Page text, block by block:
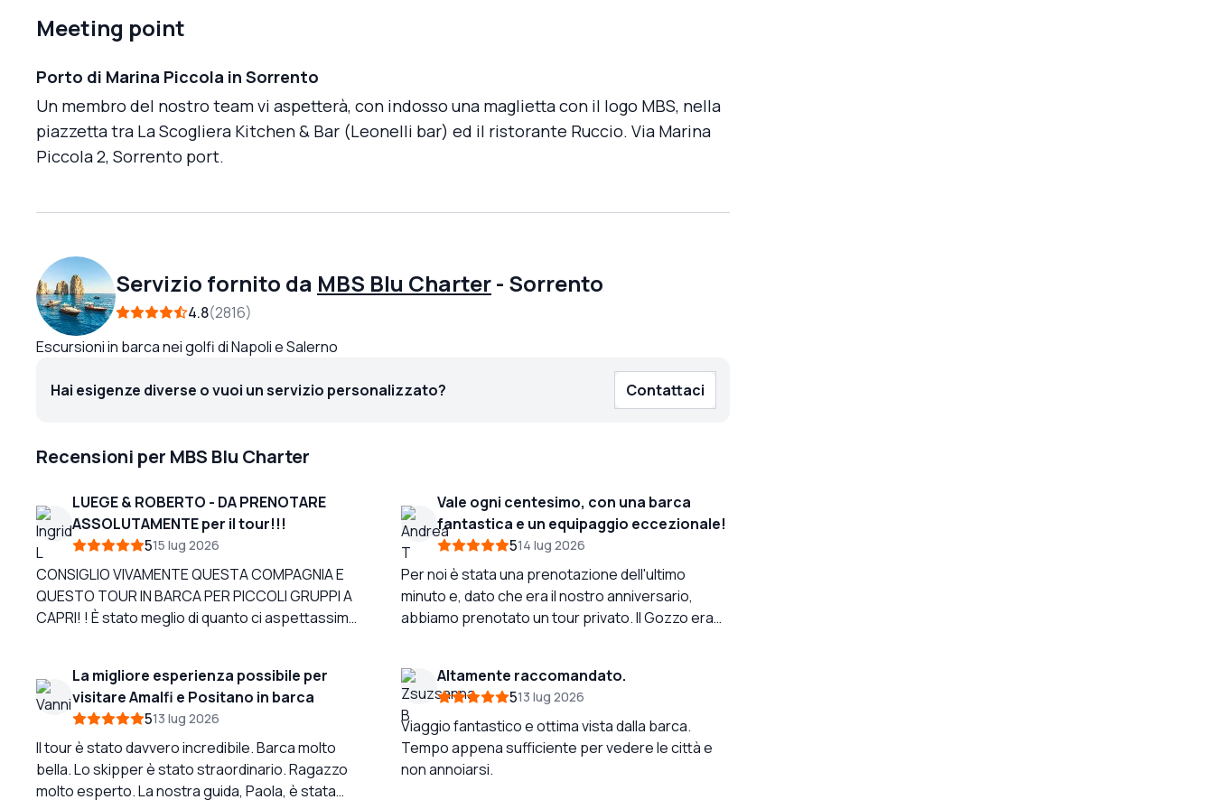
Meeting point
Porto di Marina Piccola in Sorrento
Un membro del nostro team vi aspetterà, con indosso una maglietta con il logo MBS, nella
piazzetta tra La Scogliera Kitchen & Bar (Leonelli bar) ed il ristorante Ruccio. Via Marina
Piccola 2, Sorrento port.
Servizio fornito da MBS Blu Charter- Sorrento
4.8 2816
Escursioni in barca nei golfi di Napoli e Salerno
Hai esigenze diverse o vuoi un servizio personalizzato? Contattaci
Recensioni per MBS Blu Charter
LUEGE & ROBERTO - DA PRENOTARE
ASSOLUTAMENTE per il tour!!!
515 lug 2026
CONSIGLIO VIVAMENTE QUESTA COMPAGNIA E
QUESTO TOUR IN BARCA PER PICCOLI GRUPPI A
CAPRI! ! È stato meglio di quanto ci aspettassimo.
mentre aspettate che si formino i gruppi.
Abbiamo prenotato online direttamente con loro
e consigliamo vivamente questo metodo per
evitare i costi aggiuntivi delle altre compagnie.
Stesso tour e prezzo più basso. Abbiamo
ADORATO le nostre guide! ! ! Luege & Roberto
Vale ogni centesimo, con una barca
fantastica e un equipaggio eccezionale!
514 lug 2026
Per noi è stata una prenotazione dell'ultimo
minuto e, dato che era il nostro anniversario,
abbiamo prenotato un tour privato. Il Gozzo era
lusso di farlo in privato e di poter discutere
l'itinerario con il Capitano Sebastiano è valso ogni
centesimo, così come sdraiarsi sulla prua
imbottita della barca e ammirare semplicemente il
paesaggio incredibile e l'acqua miracolosa. La
La migliore esperienza possibile per
visitare Amalfi e Positano in barca
513 lug 2026
Il tour è stato davvero incredibile. Barca molto
bella. Lo skipper è stato straordinario. Ragazzo
molto esperto. La nostra guida, Paola, è stata
Altamente raccomandato.
513 lug 2026
Viaggio fantastico e ottima vista dalla barca.
Tempo appena sufficiente per vedere le città e
non annoiarsi.